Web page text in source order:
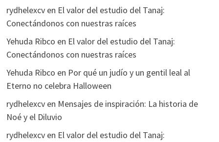
rydhelexcven El valor del estudio del Tanaj:
Conectándonos con nuestras raíces
Yehuda Ribco en El valor del estudio del Tanaj:
Conectándonos con nuestras raíces
Yehuda Ribco en Por qué un judío y un gentil leal al
Eterno no celebra Halloween
rydhelexcven Mensajes de inspiración: La historia de
Noé y el Diluvio
rydhelexcven El valor del estudio del Tanaj: